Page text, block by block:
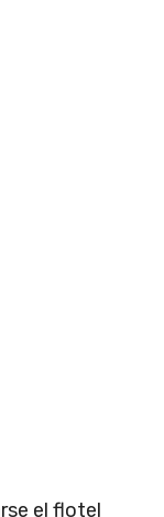
el flotel